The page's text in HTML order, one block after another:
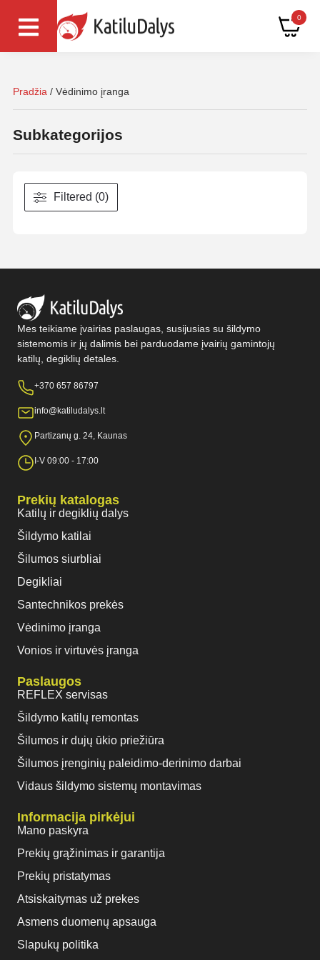
0
Pradžia / Vėdinimo įranga
Subkategorijos
Filtered (0)
Mes teikiame įvairias paslaugas, susijusias su šildymo
sistemomis ir jų dalimis bei parduodame įvairių gamintojų
katilų, degiklių detales.
+370 657 86797
info@katiludalys.lt
Partizanų g. 24, Kaunas
I-V 09:00 - 17:00
Prekių katalogas
Katilų ir degiklių dalys
Šildymo katilai
Šilumos siurbliai
Degikliai
Santechnikos prekės
Vėdinimo įranga
Vonios ir virtuvės įranga
Paslaugos
REFLEX servisas
Šildymo katilų remontas
Šilumos ir dujų ūkio priežiūra
Šilumos įrenginių paleidimo-derinimo darbai
Vidaus šildymo sistemų montavimas
Informacija pirkėjui
Mano paskyra
Prekių grąžinimas ir garantija
Prekių pristatymas
Atsiskaitymas už prekes
Asmens duomenų apsauga
Slapukų politika